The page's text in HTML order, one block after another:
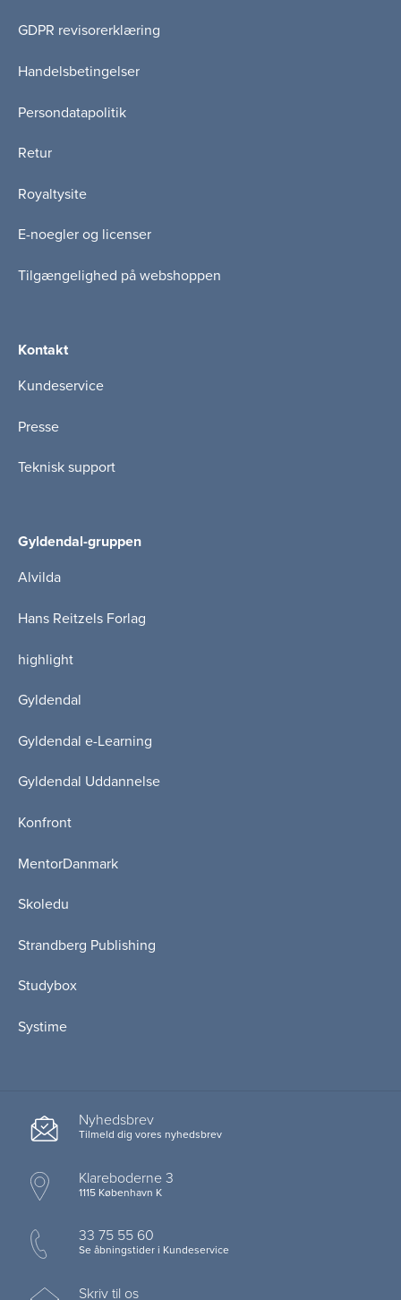
GDPR revisorerklæring
Handelsbetingelser
Persondatapolitik
Retur
Royaltysite
E-noegler og licenser
Tilgængelighed på webshoppen
Kontakt
Kundeservice
Presse
Teknisk support
Gyldendal-gruppen
Alvilda
Hans Reitzels Forlag
highlight
Gyldendal
Gyldendal e-Learning
Gyldendal Uddannelse
Konfront
MentorDanmark
Skoledu
Strandberg Publishing
Studybox
Systime
Nyhedsbrev
Tilmeld dig vores nyhedsbrev
Klareboderne 3
1115 København K
33 75 55 60
Se åbningstider i Kundeservice
Skriv til os